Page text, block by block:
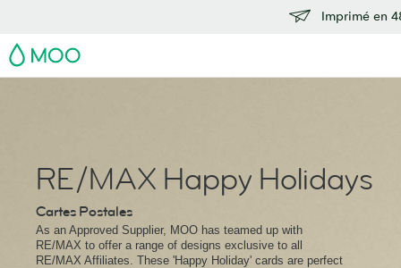
Imprimé en
MOO
RE/MAX Happy Holidays
Cartes Postales
As an Approved Supplier, MOO has teamed up with
RE/MAX to offer a range of designs exclusive to all
RE/MAX Affiliates. These 'Happy Holiday' cards are perfect